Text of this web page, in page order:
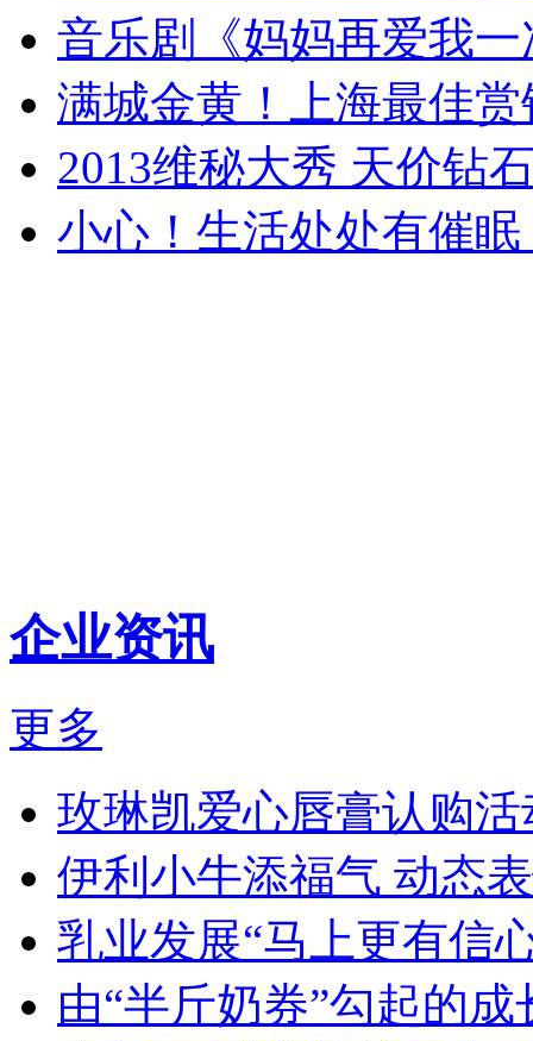
音乐剧《妈妈再爱我一
满城金黄！上海最佳
2013维秘大秀 天价钻
小心！生活处处有催眠
企业资讯
更多
玫琳凯爱心唇膏认购
伊利小牛添福气 动态
乳业发展“马上更有信
由“半斤奶券”勾起的成